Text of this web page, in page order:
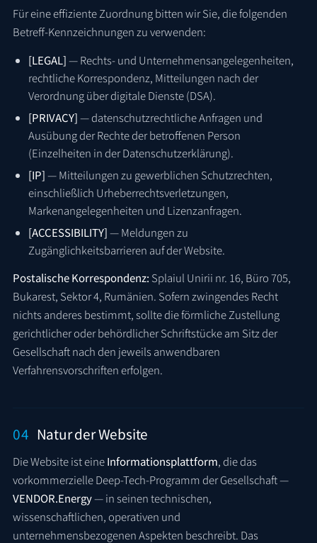
Für eine effiziente Zuordnung bitten wir Sie, die folgenden
Betreff-Kennzeichnungen zu verwenden:
[LEGAL]— Rechts- und Unternehmensangelegenheiten,
rechtliche Korrespondenz, Mitteilungen nach der
Verordnung über digitale Dienste (DSA).
[PRIVACY]— datenschutzrechtliche Anfragen und
Ausübung der Rechte der betroffenen Person
(Einzelheiten in der Datenschutzerklärung).
[IP]— Mitteilungen zu gewerblichen Schutzrechten,
einschließlich Urheberrechtsverletzungen,
Markenangelegenheiten und Lizenzanfragen.
[ACCESSIBILITY]— Meldungen zu
Zugänglichkeitsbarrieren auf der Website.
Postalische Korrespondenz: Splaiul Unirii nr. 16, Büro 705,
Bukarest, Sektor 4, Rumänien. Sofern zwingendes Recht
nichts anderes bestimmt, sollte die förmliche Zustellung
gerichtlicher oder behördlicher Schriftstücke am Sitz der
Gesellschaft nach den jeweils anwendbaren
Verfahrensvorschriften erfolgen.
04 Natur der Website
Die Website ist eineInformationsplattform, die das
vorkommerzielle Deep-Tech-Programm der Gesellschaft —
VENDOR.Energy— in seinen technischen,
wissenschaftlichen, operativen und
unternehmensbezogenen Aspekten beschreibt. Das